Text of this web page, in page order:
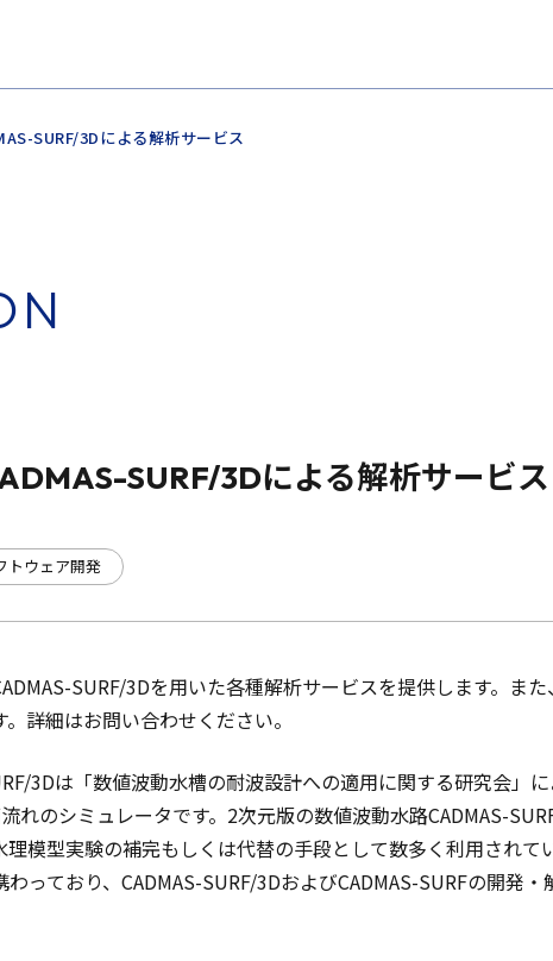
SURF/3Dによる解析サービス
N
SURF/3Dによる解析サービス
トウェア開発
SURF/3Dを用いた各種解析サービスを提供します。ま
詳細はお問い合わせください。
3Dは「数値波動水槽の耐波設計への適用に関する研究会」
れのシミュレータです。2次元版の数値波動水路CADMAS-
模型実験の補完もしくは代替の手段として数多く利用されて
っており、CADMAS-SURF/3DおよびCADMAS-SURFの開発